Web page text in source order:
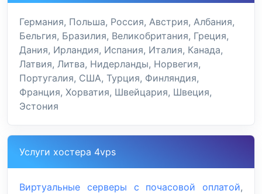
Германия, Польша, Россия, Австрия, Албания,
Бельгия, Бразилия, Великобритания, Греция,
Дания, Ирландия, Испания, Италия, Канада,
Латвия, Литва, Нидерланды, Норвегия,
Португалия, США, Турция, Финляндия,
Франция, Хорватия, Швейцария, Швеция,
Эстония
Услуги хостера 4vps
Виртуальные серверы с почасовой оплатой,